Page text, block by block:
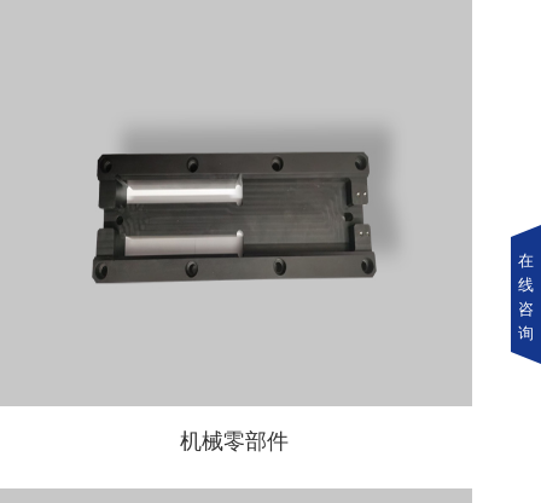
机械零部件
在
线
咨
询